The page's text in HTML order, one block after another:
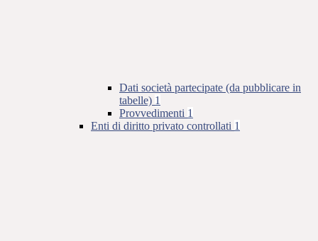
Dati società partecipate (da pubblicare in
tabelle) 1
Provvedimenti 1
Enti di diritto privato controllati 1